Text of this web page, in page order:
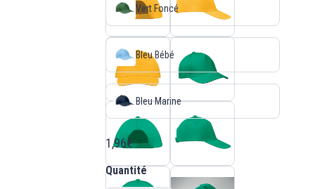
Vert Foncé
Bleu Bébé
Bleu Marine
1,96€
Quantité